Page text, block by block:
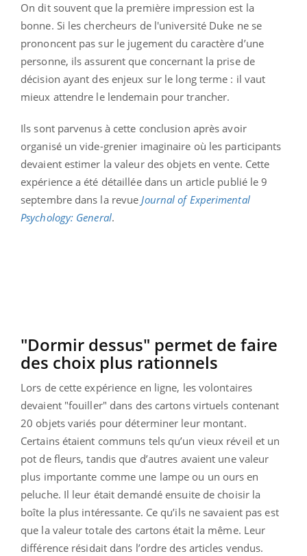
On dit souvent que la première impression est la
bonne. Si les chercheurs de l'université Duke ne se
prononcent pas sur le jugement du caractère d’une
personne, ils assurent que concernant la prise de
décision ayant des enjeux sur le long terme : il vaut
mieux attendre le lendemain pour trancher.
Ils sont parvenus à cette conclusion après avoir
organisé un vide-grenier imaginaire où les participants
devaient estimer la valeur des objets en vente. Cette
expérience a été détaillée dans un article publié le 9
septembre dans la revueJournal of Experimental
Psychology: General.
"Dormir dessus" permet de faire
des choix plus rationnels
Lors de cette expérience en ligne, les volontaires
devaient "fouiller" dans des cartons virtuels contenant
20 objets variés pour déterminer leur montant.
Certains étaient communs tels qu’un vieux réveil et un
pot de fleurs, tandis que d’autres avaient une valeur
plus importante comme une lampe ou un ours en
peluche. Il leur était demandé ensuite de choisir la
boîte la plus intéressante. Ce qu’ils ne savaient pas est
que la valeur totale des cartons était la même. Leur
différence résidait dans l’ordre des articles vendus.